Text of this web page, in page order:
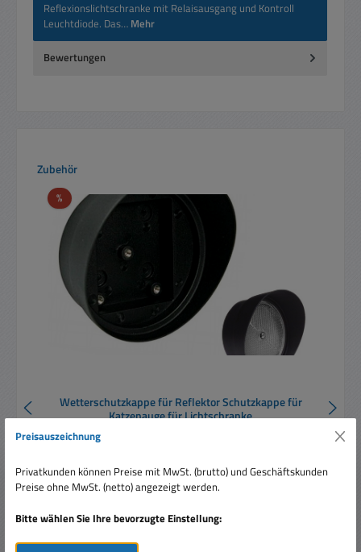
Reflexionslichtschranke mit Relaisausgang und Kontroll
Leuchtdiode. Das… Mehr
Bewertungen
Produktgalerie überspringen
Zubehör
%Rabatt
Wetterschutzkappe für Reflektor Schutzkappe für
Katzenauge für Lichtschranke
Verkaufspreis:
10,00 €
Preisauszeichnung
Privatkunden können Preise mit MwSt. (brutto) und Geschäftskunden
Preise ohne MwSt. (netto) angezeigt werden.
Bitte wählen Sie Ihre bevorzugte Einstellung: